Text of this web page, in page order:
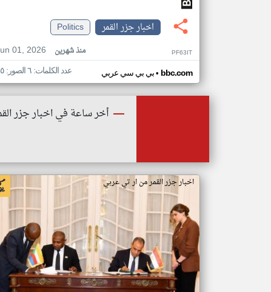
اخبار جزر القمر
Politics
01, 2026
منذ شهرين PF63IT
بي بي سي عربي• bbc.com عدد الكلمات: ٦ الصور: ٢٥
أخر ساعة في اخبار جزر
اخبار جزر القمر من ار تي عربي